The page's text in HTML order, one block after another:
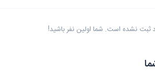
ثبت نشده است. شما اولین نفر باشید!